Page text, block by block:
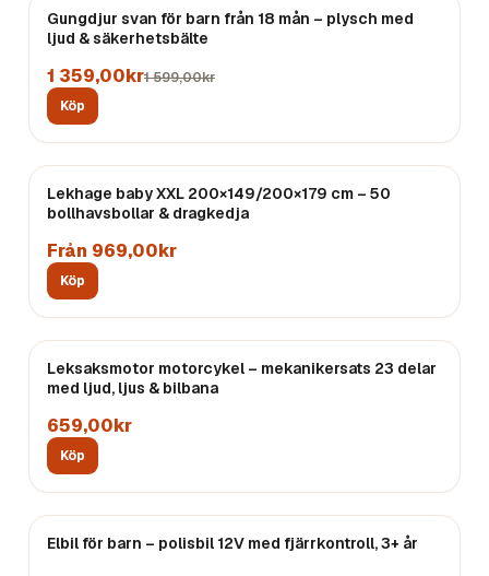
REA
Gungdjur svan för barn från 18 mån – plysch med
ljud & säkerhetsbälte
1 359,00kr1 599,00kr
Köp
Lekhage baby XXL 200×149/200×179 cm – 50
bollhavsbollar & dragkedja
Från 969,00kr
Köp
Leksaksmotor motorcykel – mekanikersats 23 delar
med ljud, ljus & bilbana
659,00kr
Köp
Elbil för barn – polisbil 12V med fjärrkontroll, 3+ år